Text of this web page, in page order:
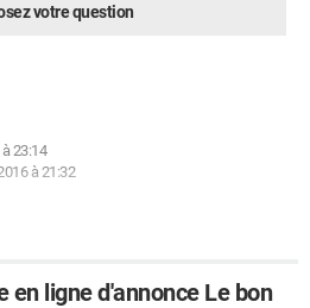
votre question
23:14
à 21:32
en ligne d'annonce Le bon